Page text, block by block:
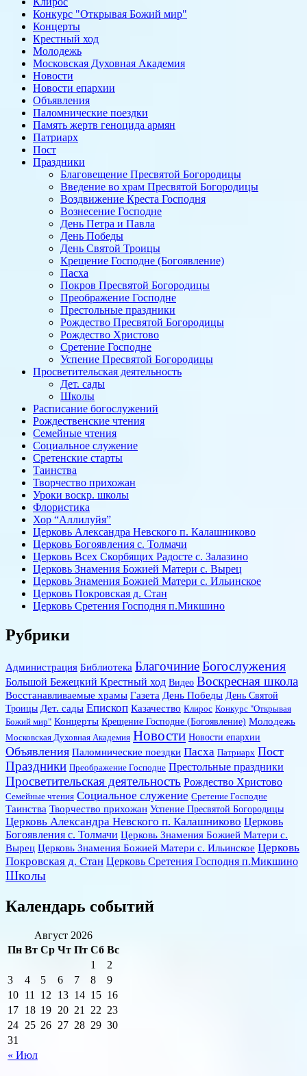
Конкурс "Открывая Божий мир"
Концерты
Крестный ход
Молодежь
Московская Духовная Академия
Новости
Новости епархии
Объявления
Паломнические поездки
Память жертв геноцида армян
Патриарх
Пост
Праздники
Благовещение Пресвятой Богородицы
Введение во храм Пресвятой Богородицы
Воздвижение Креста Господня
Вознесение Господне
День Петра и Павла
День Победы
День Святой Троицы
Крещение Господне (Богоявление)
Пасха
Покров Пресвятой Богородицы
Преображение Господне
Престольные праздники
Рождество Пресвятой Богородицы
Рождество Христово
Сретение Господне
Успение Пресвятой Богородицы
Просветительская деятельность
Дет. сады
Школы
Расписание богослужений
Рождественские чтения
Семейные чтения
Социальное служение
Сретенские старты
Таинства
Творчество прихожан
Уроки воскр. школы
Флористика
Хор “Аллилуйя”
Церковь Александра Невского п. Калашниково
Церковь Богоявления с. Толмачи
Церковь Всех Скорбящих Радосте с. Залазино
Церковь Знамения Божией Матери с. Вырец
Церковь Знамения Божией Матери с. Ильинское
Церковь Покровская д. Стан
Церковь Сретения Господня п.Микшино
Рубрики
Администрация Библиотека БлагочиниеБогослужения
Большой Бежецкий Крестный ход Видео Воскресная школа
Восстанавливаемые храмы Газета День Победы День Святой
Троицы Дет. сады Епископ Казачество Клирос Конкурс "Открывая
Божий мир" Концерты Крещение Господне (Богоявление) Молодежь
Московская Духовная Академия Новости Новости епархии
Объявления Паломнические поездки Пасха Патриарх Пост
Праздники Преображение Господне Престольные праздники
Просветительская деятельность Рождество Христово
Семейные чтения Социальное служение Сретение Господне
Таинства Творчество прихожан Успение Пресвятой Богородицы
Церковь Александра Невского п. Калашниково Церковь
Богоявления с. Толмачи Церковь Знамения Божией Матери с.
Вырец Церковь Знамения Божией Матери с. Ильинское Церковь
Покровская д. Стан Церковь Сретения Господня п.Микшино
Школы
Календарь событий
Август 2026
Пн Вт Ср Чт Пт Сб Вс
« Июл
1
2
3
4 5 6 7 8
9
10 11 12 13 14 15 16
17 18 19 20 21 22 23
24 25 26 27 28 29 30
31